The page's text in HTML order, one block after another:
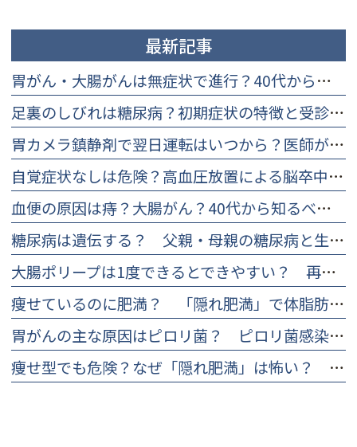
最新記事
胃がん・大腸がんは無症状で進行？40代から知るべき早期検査と理由
足裏のしびれは糖尿病？初期症状の特徴と受診を迷う方への改善策
胃カメラ鎮静剤で翌日運転はいつから？医師が教える安全基準と判断法
自覚症状なしは危険？高血圧放置による脳卒中・心筋梗塞リスクと受診目安
血便の原因は痔？大腸がん？40代から知るべき違いと痛くない検査
糖尿病は遺伝する？ 父親・母親の糖尿病と生活習慣の重要性
大腸ポリープは1度できるとできやすい？ 再発率と再発防止について
痩せているのに肥満？ 「隠れ肥満」で体脂肪率を下げる食事や対策について
胃がんの主な原因はピロリ菌？ ピロリ菌感染のリスクと早期発見の大切さ
痩せ型でも危険？なぜ「隠れ肥満」は怖い？ 見分け方とチェックリスト